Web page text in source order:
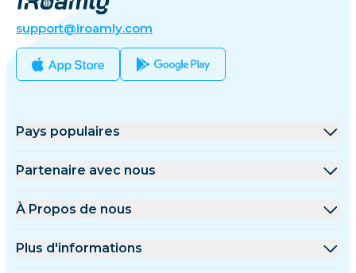
support@iroamly.com
Pays populaires
États-Unis
Turquie
France
Partenaire avec nous
Plateforme de gros
À Propos de nous
À Propos de iRoamly
Plus d'informations